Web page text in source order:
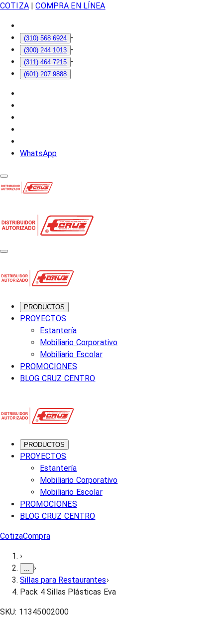
COTIZA| COMPRA EN LÍNEA
(310) 568 6924 -
(300) 244 1013 -
(311) 464 7215 -
(601) 207 9888
WhatsApp
PRODUCTOS
PROYECTOS
Estantería
Mobiliario Corporativo
Mobiliario Escolar
PROMOCIONES
BLOG CRUZ CENTRO
PRODUCTOS
PROYECTOS
Estantería
Mobiliario Corporativo
Mobiliario Escolar
PROMOCIONES
BLOG CRUZ CENTRO
CotizaCompra
›
›
Sillas para Restaurantes›
Pack 4 Sillas Plásticas Eva
SKU: 11345002000